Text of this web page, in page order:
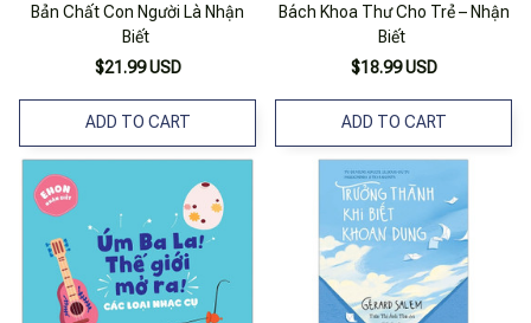
Bản Chất Con Người Là Nhận
Biết
$21.99 USD
ADD TO CART
Bách Khoa Thư Cho Trẻ – Nhận
Biết
$18.99 USD
ADD TO CART